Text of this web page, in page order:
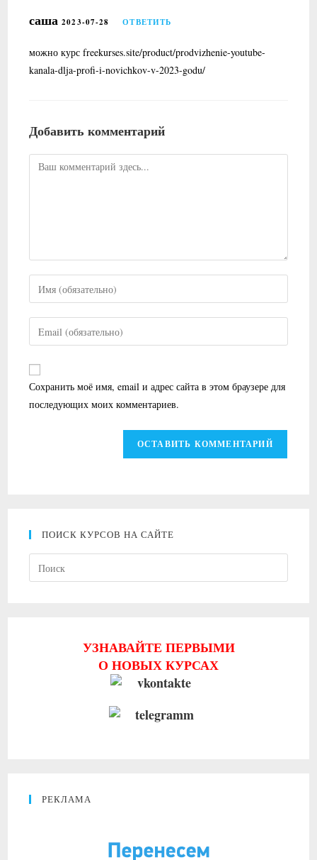
саша2023-07-28 ОТВЕТИТЬ
можно курс freekurses.site/product/prodvizhenie-youtube-
kanala-dlja-profi-i-novichkov-v-2023-godu/
Добавить комментарий
Комментарий
Введите
свое
имя
или
пользователя,
чтобы
прокомментировать
Введите
свой
email-
адрес,
чтобы
прокомментировать
Сохранить моё имя, email и адрес сайта в этом браузере для
последующих моих комментариев.
ПОИСК КУРСОВ НА САЙТЕ
УЗНАВАЙТЕ ПЕРВЫМИ
О НОВЫХ КУРСАХ
РЕКЛАМА